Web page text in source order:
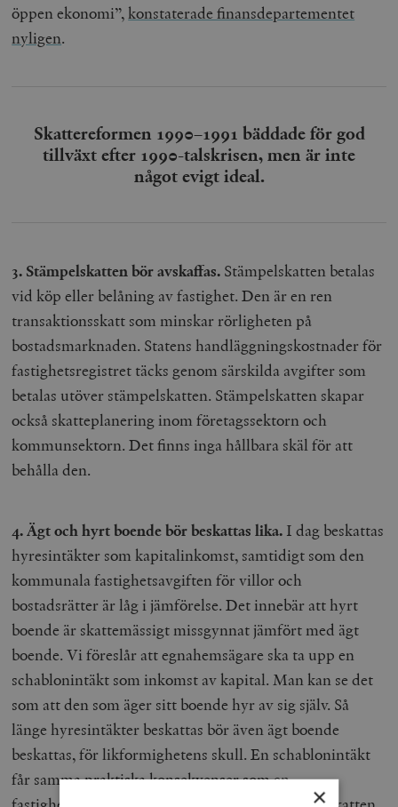
öppen ekonomi”,konstaterade finansdepartementet
nyligen.
Skattereformen 1990–1991 bäddade för god
tillväxt efter 1990-talskrisen, men är inte
något evigt ideal.
3. Stämpelskatten bör avskaffas. Stämpelskatten betalas
vid köp eller belåning av fastighet. Den är en ren
transaktionsskatt som minskar rörligheten på
bostadsmarknaden. Statens handläggningskostnader för
fastighetsregistret täcks genom särskilda avgifter som
betalas utöver stämpelskatten. Stämpelskatten skapar
också skatteplanering inom företagssektorn och
kommunsektorn. Det finns inga hållbara skäl för att
behålla den.
4. Ägt och hyrt boende bör beskattas lika. I dag beskattas
hyresintäkter som kapitalinkomst, samtidigt som den
kommunala fastighetsavgiften för villor och
bostadsrätter är låg i jämförelse. Det innebär att hyrt
boende är skattemässigt missgynnat jämfört med ägt
boende. Vi föreslår att egnahemsägare ska ta upp en
schablonintäkt som inkomst av kapital. Man kan se det
som att den som äger sitt boende hyr av sig själv. Så
länge hyresintäkter beskattas bör även ägt boende
beskattas, för likformighetens skull. En schablonintäkt
får samma praktiska konsekvenser som en
×